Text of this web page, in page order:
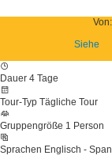
Von:
Siehe
Dauer 4 Tage
Tour-Typ Tägliche Tour
Gruppengröße 1 Person
Sprachen Englisch -